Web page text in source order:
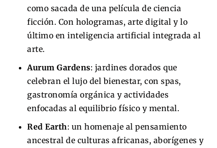
como sacada de una película de ciencia
ficción. Con hologramas, arte digital y lo
último en inteligencia artificial integrada al
arte.
Aurum Gardens: jardines dorados que
celebran el lujo del bienestar, con spas,
gastronomía orgánica y actividades
enfocadas al equilibrio físico y mental.
Red Earth: un homenaje al pensamiento
ancestral de culturas africanas, aborígenes y